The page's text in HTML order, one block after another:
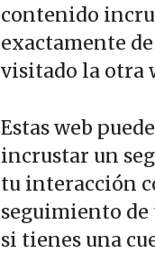
contenido
exactamente
visitado la otra
Estas web
incrustar un
tu interacción
seguimiento
si tienes una